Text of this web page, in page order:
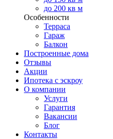
до 200 кв м
Особенности
Терраса
Гараж
Балкон
Построенные дома
Отзывы
Акции
Ипотека с эскроу
О компании
Услуги
Гарантия
Вакансии
Блог
Контакты